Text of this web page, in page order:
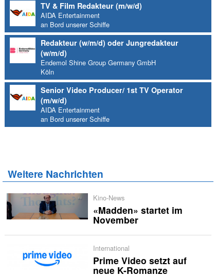
TV & Film Redakteur (m/w/d)
AIDA Entertainment
an Bord unserer Schiffe
Redakteur (w/m/d) oder Jungredakteur
(w/m/d)
Endemol Shine Group Germany GmbH
Köln
Senior Video Producer/ 1st TV Operator
(m/w/d)
AIDA Entertainment
an Bord unserer Schiffe
Weitere Nachrichten
Kino-News
«Madden» startet im
November
International
Prime Video setzt auf
neue K-Romanze